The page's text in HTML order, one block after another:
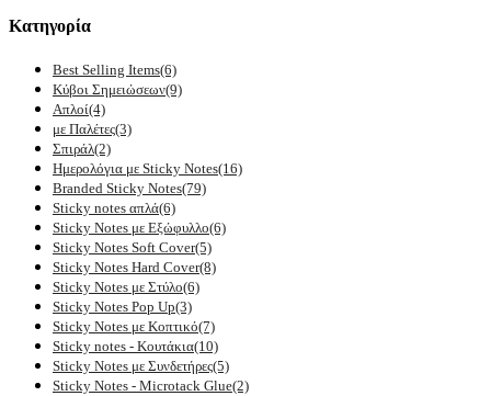
Κατηγορία
Best Selling Items(6)
Κύβοι Σημειώσεων(9)
Απλοί(4)
με Παλέτες(3)
Σπιράλ(2)
Ημερολόγια με Sticky Notes(16)
Branded Sticky Notes(79)
Sticky notes απλά(6)
Sticky Notes με Εξώφυλλο(6)
Sticky Notes Soft Cover(5)
Sticky Notes Hard Cover(8)
Sticky Notes με Στύλο(6)
Sticky Notes Pop Up(3)
Sticky Notes με Κοπτικό(7)
Sticky notes - Κουτάκια(10)
Sticky Notes με Συνδετήρες(5)
Sticky Notes - Microtack Glue(2)